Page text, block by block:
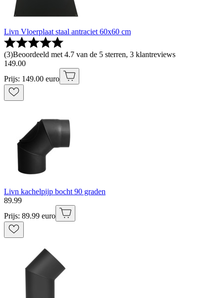
Livn Vloerplaat staal antraciet 60x60 cm
(3)Beoordeeld met 4.7 van de 5 sterren, 3 klantreviews
149.00
Prijs: 149.00 euro
Livn kachelpijp bocht 90 graden
89.99
Prijs: 89.99 euro